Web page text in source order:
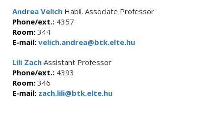
Andrea Velich Habil. Associate Professor
Phone/ext.: 4357
Room: 344
E-mail: velich.andrea@btk.elte.hu
Lili Zach Assistant Professor
Phone/ext.: 4393
Room: 346
E-mail: zach.lili@btk.elte.hu